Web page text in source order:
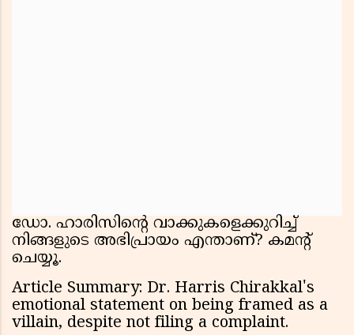
ഡോ. ഹാരിസിന്റെ വാക്കുകളെക്കുറിച്ച്
നിങ്ങളുടെ അഭിപ്രായം എന്താണ്? കമൻ്റ്
ചെയ്യൂ.
Article Summary: Dr. Harris Chirakkal's
emotional statement on being framed as a
villain, despite not filing a complaint.